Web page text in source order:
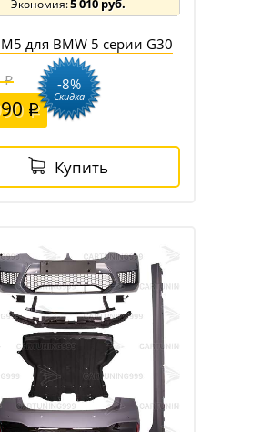
5 010 руб.
для BMW 5 серии G30
-8%
Скидка
Купить